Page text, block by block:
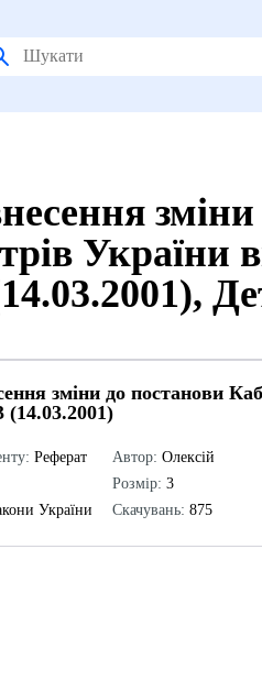
України
зміни до постанови
(14.03.2001)
Реферат
України
Автор: Олексій
Розмір: 3
Скачувань: 875